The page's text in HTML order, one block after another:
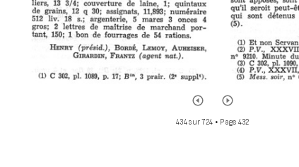
434 sur 724 • Page 432